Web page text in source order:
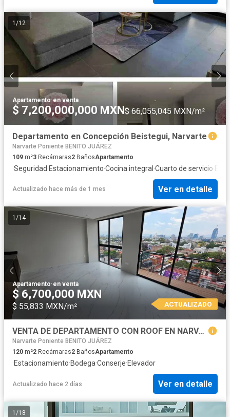
1 /12
Apartamento·en venta
$ 7,200,000,000 MXN$ 66,055,045 MXN/m²
Departamento en Concepción Beistegui, Narvarte
Narvarte Poniente BENITO JUÁREZ
109 m²3 Recámaras2 BañosApartamento
·Seguridad·Estacionamiento·Cocina integral·Cuarto de servicio·
Actualizado hace más de 1 mes Ver en detalle
1 /14
Apartamento·en venta
$ 6,700,000 MXN
$ 55,833 MXN/m² ACTUALIZADO
VENTA DE DEPARTAMENTO CON ROOF EN NARVARTE PONIENTE
Narvarte Poniente BENITO JUÁREZ
120 m²2 Recámaras2 BañosApartamento
·Estacionamiento·Bodega·Conserje·Elevador
Actualizado hace 2 días Ver en detalle
1 /18